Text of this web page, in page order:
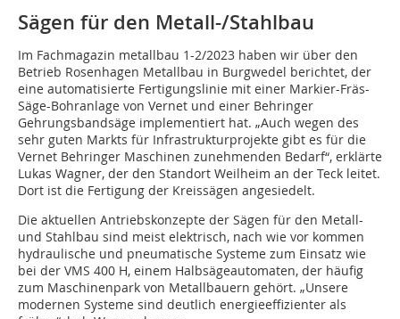
Sägen für den Metall-/Stahlbau
Im Fachmagazin metallbau 1-2/2023 haben wir über den
Betrieb Rosenhagen Metallbau in Burgwedel berichtet, der
eine automatisierte Fertigungslinie mit einer Markier-Fräs-
Säge-Bohranlage von Vernet und einer Behringer
Gehrungsbandsäge implementiert hat. „Auch wegen des
sehr guten Markts für Infrastrukturprojekte gibt es für die
Vernet Behringer Maschinen zunehmenden Bedarf“, erklärte
Lukas Wagner, der den Standort Weilheim an der Teck leitet.
Dort ist die Fertigung der Kreissägen angesiedelt.
Die aktuellen Antriebskonzepte der Sägen für den Metall-
und Stahlbau sind meist elektrisch, nach wie vor kommen
hydraulische und pneumatische Systeme zum Einsatz wie
bei der VMS 400 H, einem Halbsägeautomaten, der häufig
zum Maschinenpark von Metallbauern gehört. „Unsere
modernen Systeme sind deutlich energieeffizienter als